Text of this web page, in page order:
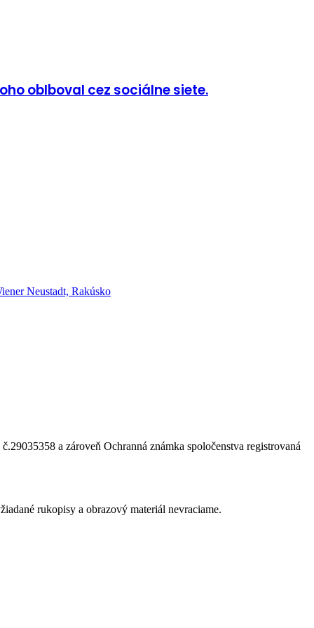
oblboval cez sociálne siete.
Neustadt, Rakúsko
a zároveň Ochranná známka spoločenstva registrovaná
rukopisy a obrazový materiál nevraciame.